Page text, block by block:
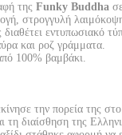
της Funky Buddha
στρογγυλή
εντυπωσιακό
και ροζ γράμματα.
100% βαμβάκι.
την πορεία της
διαίσθηση της